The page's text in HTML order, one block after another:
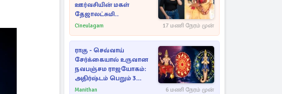
ஊர்வசியின் மகள்
தேஜாலட்சுமி..
Cineulagam 17 மணி நேரம் முன்
ராகு - செவ்வாய்
சேர்க்கையால் உருவான
நவபஞ்சம ராஜயோகம்:
அதிர்ஷ்டம் பெறும் 3
ராசிகள்!
Manithan 6 மணி நேரம் முன்